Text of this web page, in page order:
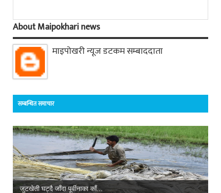
About Maipokhari news
माइपोखरी न्यूज डटकम सम्बाददाता
सम्बन्धित समाचार
जुटखेती घट्दै जाँदा पूर्वीनाका काँ...